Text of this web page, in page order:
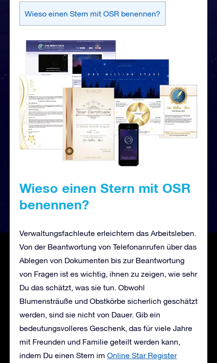
Wieso einen Stern mit OSR benennen?
Wieso einen Stern mit OSR
benennen?
Verwaltungsfachleute erleichtern das Arbeitsleben.
Von der Beantwortung von Telefonanrufen über das
Ablegen von Dokumenten bis zur Beantwortung
von Fragen ist es wichtig, ihnen zu zeigen, wie sehr
Du das schätzt, was sie tun. Obwohl
Blumensträuße und Obstkörbe sicherlich geschätzt
werden, sind sie nicht von Dauer. Gib ein
bedeutungsvolleres Geschenk, das für viele Jahre
mit Freunden und Familie geteilt werden kann,
indem Du einen Stern im Online Star Register